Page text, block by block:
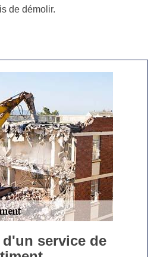
de démolir.
service de